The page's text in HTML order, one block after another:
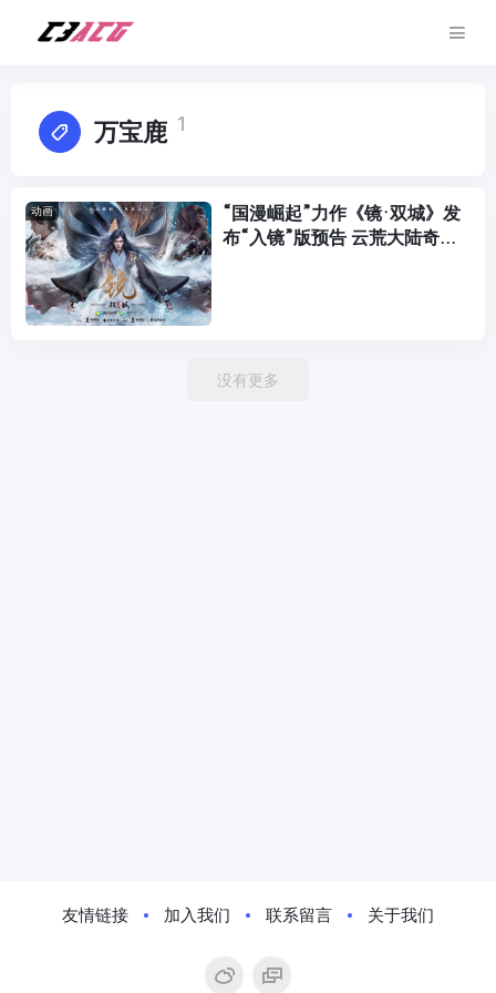
万宝鹿 1
动画
“国漫崛起”力作《镜·双城》发
布“入镜”版预告 云荒大陆奇情
没有更多
友情链接 加入我们 联系留言 关于我们